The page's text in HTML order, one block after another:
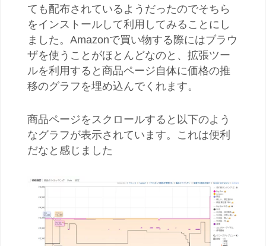
ても配布されているようだったのでそちら
をインストールして利用してみることにし
ました。Amazonで買い物する際にはブラウ
ザを使うことがほとんどなのと、拡張ツー
ルを利用すると商品ページ自体に価格の推
移のグラフを埋め込んでくれます。
商品ページをスクロールすると以下のよう
なグラフが表示されています。これは便利
だなと感じました